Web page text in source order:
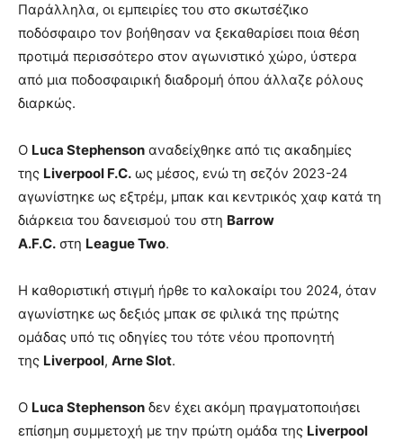
Παράλληλα, οι εμπειρίες του στο σκωτσέζικο
ποδόσφαιρο τον βοήθησαν να ξεκαθαρίσει ποια θέση
προτιμά περισσότερο στον αγωνιστικό χώρο, ύστερα
από μια ποδοσφαιρική διαδρομή όπου άλλαζε ρόλους
διαρκώς.
Ο Luca Stephenson αναδείχθηκε από τις ακαδημίες
της Liverpool F.C. ως μέσος, ενώ τη σεζόν 2023-24
αγωνίστηκε ως εξτρέμ, μπακ και κεντρικός χαφ κατά τη
διάρκεια του δανεισμού του στη Barrow
A.F.C. στη League Two.
Η καθοριστική στιγμή ήρθε το καλοκαίρι του 2024, όταν
αγωνίστηκε ως δεξιός μπακ σε φιλικά της πρώτης
ομάδας υπό τις οδηγίες του τότε νέου προπονητή
της Liverpool, Arne Slot.
Ο Luca Stephenson δεν έχει ακόμη πραγματοποιήσει
επίσημη συμμετοχή με την πρώτη ομάδα της Liverpool